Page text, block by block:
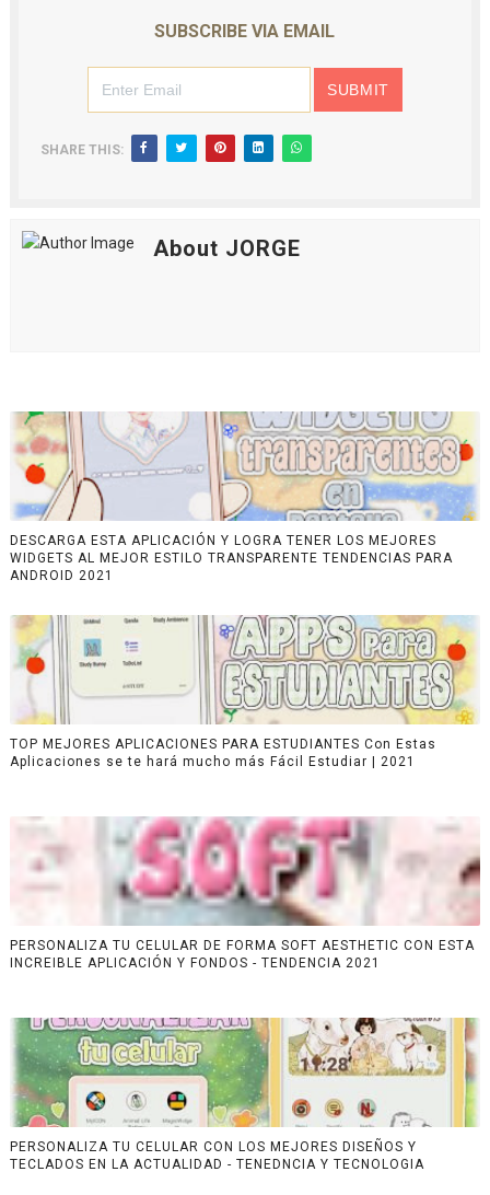
SUBSCRIBE VIA EMAIL
SHARE THIS:
About JORGE
DESCARGA ESTA APLICACIÓN Y LOGRA TENER LOS MEJORES
WIDGETS AL MEJOR ESTILO TRANSPARENTE TENDENCIAS PARA
ANDROID 2021
TOP MEJORES APLICACIONES PARA ESTUDIANTES Con Estas
Aplicaciones se te hará mucho más Fácil Estudiar | 2021
PERSONALIZA TU CELULAR DE FORMA SOFT AESTHETIC CON ESTA
INCREIBLE APLICACIÓN Y FONDOS - TENDENCIA 2021
PERSONALIZA TU CELULAR CON LOS MEJORES DISEÑOS Y
TECLADOS EN LA ACTUALIDAD - TENEDNCIA Y TECNOLOGIA